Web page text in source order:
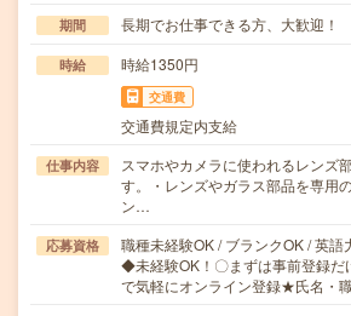
期間 長期でお仕事できる方、大歓迎！
時給 時給1350円
交通費
交通費規定内支給
仕事内容
スマホやカメラに使われるレンズ
す。・レンズやガラス部品を専用
ン…
応募資格
職種未経験OK / ブランクOK / 英語
◆未経験OK！〇まずは事前登録だ
で気軽にオンライン登録★氏名・